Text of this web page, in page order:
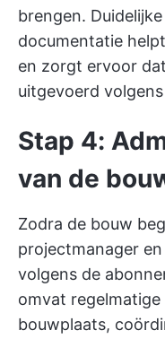
brengen.
documentatie
en zorgt ervoor
uitgevoerd
Stap 4:
van de
Zodra de bouw
projectmanager
volgens de
omvat
bouwplaats,